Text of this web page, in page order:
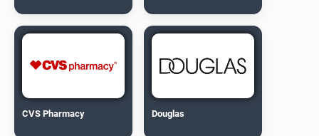
CVS Pharmacy Douglas